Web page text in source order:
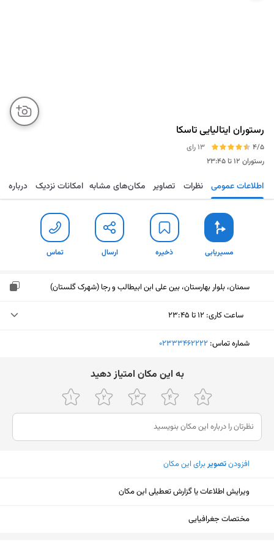
رستوران ایتالیایی تاسکا
4/5
13 رای
رستوران ۱۲ تا ۲۳:۴۵
مسیریابی ذخیره ارسال تماس اطلاعات عمومی نظرات تصاویر مکان‌های مشابه امکانات نزدیک درباره
مسیریابی ذخیره ارسال تماس
سمنان، بلوار بهارستان، بین علی ابن ابیطالب و رجا (شهرک گلستان)
ساعت کاری: ۱۲ تا ۲۳:۴۵
جمعه (امروز)
دوشنبه
۱۲ تا ۲۳:۴۵
سه‌شنبه
۱۲ تا ۲۳:۴۵
چهارشنبه
پنجشنبه
شماره تماس: ‎02333462222
ﺑﻪ اﯾﻦ ﻣﮑﺎن اﻣﺘﯿﺎز دﻫﯿﺪ
افزودنتصویربرای این مکان
ویرایش اطلاعات یا گزارش تعطیلی این مکان
مختصات جغرافیایی